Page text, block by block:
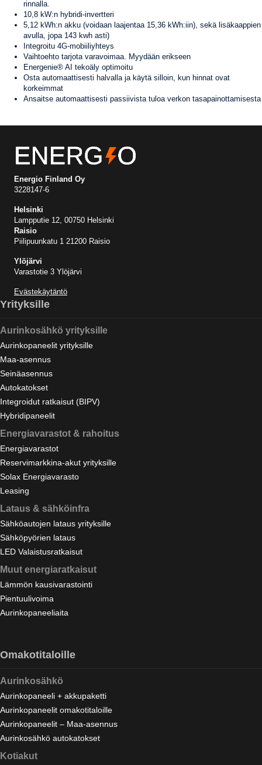
rinnalla.
10,8 kW:n hybridi-invertteri
5,12 kWh:n akku (voidaan laajentaa 15,36 kWh:iin), sekä lisäkaappien
avulla, jopa 143 kwh asti)
Integroitu 4G-mobiiliyhteys
Vaihtoehto tarjota varavoimaa. Myydään erikseen
Energenie® AI tekoäly optimoitu
Osta automaattisesti halvalla ja käytä silloin, kun hinnat ovat
korkeimmat
Ansaitse automaattisesti passiivista tuloa verkon tasapainottamisesta
Energio Finland Oy
3228147-6
Helsinki
Lampputie 12, 00750 Helsinki
Raisio
Piilipuunkatu 1 21200 Raisio
Ylöjärvi
Varastotie 3 Ylöjärvi
Evästekäytäntö
Yrityksille
Aurinkosähkö yrityksille
Aurinkopaneelit yrityksille
Maa-asennus
Seinäasennus
Autokatokset
Integroidut ratkaisut (BIPV)
Hybridipaneelit
Energiavarastot & rahoitus
Energiavarastot
Reservimarkkina-akut yrityksille
Solax Energiavarasto
Leasing
Lataus & sähköinfra
Sähköautojen lataus yrityksille
Sähköpyörien lataus
LED Valaistusratkaisut
Muut energiaratkaisut
Lämmön kausivarastointi
Pientuulivoima
Aurinkopaneeliaita
Omakotitaloille
Aurinkosähkö
Aurinkopaneeli + akkupaketti
Aurinkopaneelit omakotitaloille
Aurinkopaneelit – Maa-asennus
Aurinkosähkö autokatokset
Kotiakut